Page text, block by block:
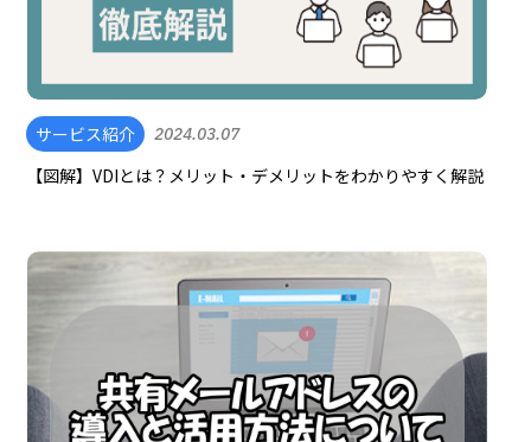
サービス紹介 2024.03.07
【図解】VDIとは？メリット・デメリットをわかりやすく解説